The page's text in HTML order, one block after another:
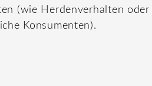
(wie Herdenverhalten
Konsumenten).